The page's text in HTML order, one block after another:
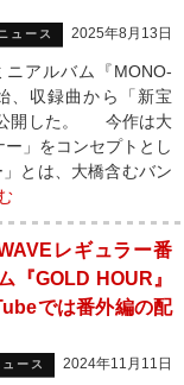
ュース 2025年8月13日
アルバム『MONO-
、収録曲から「新宝
開した。 今作は大
」をコンセプトとし
とは、大橋含むバン
レギュラー番
『GOLD HOUR』
では番外編の配
ース 2024年11月11日